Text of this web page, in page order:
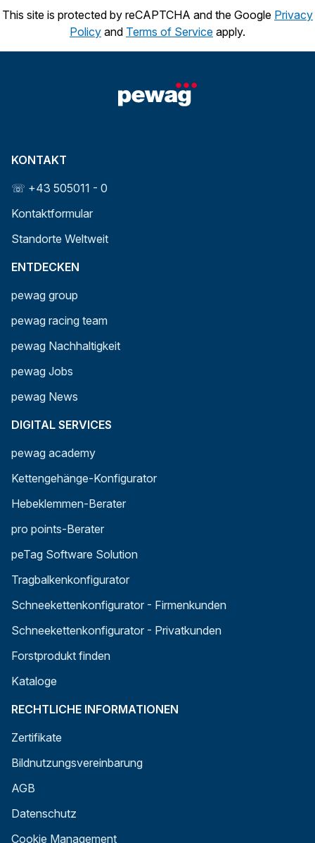
This site is protected by reCAPTCHA and the Google Privacy
Policy and Terms of Service apply.
KONTAKT
☏ +43 505011 - 0
Kontaktformular
Standorte Weltweit
ENTDECKEN
pewag group
pewag racing team
pewag Nachhaltigkeit
pewag Jobs
pewag News
DIGITAL SERVICES
pewag academy
Kettengehänge-Konfigurator
Hebeklemmen-Berater
pro points-Berater
peTag Software Solution
Tragbalkenkonfigurator
Schneekettenkonfigurator - Firmenkunden
Schneekettenkonfigurator - Privatkunden
Forstprodukt finden
Kataloge
RECHTLICHE INFORMATIONEN
Zertifikate
Bildnutzungsvereinbarung
AGB
Datenschutz
Cookie Management